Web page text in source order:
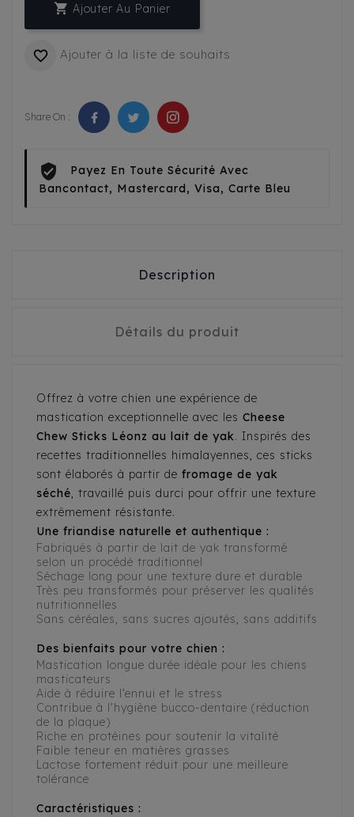
 Ajouter Au Panier
 Ajouter à la liste de souhaits
Share On :
Payez En Toute Sécurité Avec
Bancontact, Mastercard, Visa, Carte Bleu
Description
Détails du produit
Offrez à votre chien une expérience de
mastication exceptionnelle avec les Cheese
Chew Sticks Léonz au lait de yak. Inspirés des
recettes traditionnelles himalayennes, ces sticks
sont élaborés à partir de fromage de yak
séché, travaillé puis durci pour offrir une texture
extrêmement résistante.
Une friandise naturelle et authentique :
Fabriqués à partir de lait de yak transformé
selon un procédé traditionnel
Séchage long pour une texture dure et durable
Très peu transformés pour préserver les qualités
nutritionnelles
Sans céréales, sans sucres ajoutés, sans additifs
Des bienfaits pour votre chien :
Mastication longue durée idéale pour les chiens
masticateurs
Aide à réduire l’ennui et le stress
Contribue à l’hygiène bucco-dentaire (réduction
de la plaque)
Riche en protéines pour soutenir la vitalité
Faible teneur en matières grasses
Lactose fortement réduit pour une meilleure
tolérance
Caractéristiques :